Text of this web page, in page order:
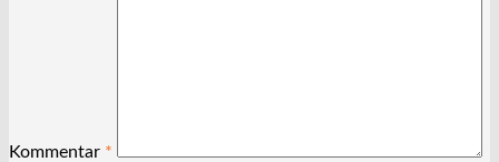
Kommentar *